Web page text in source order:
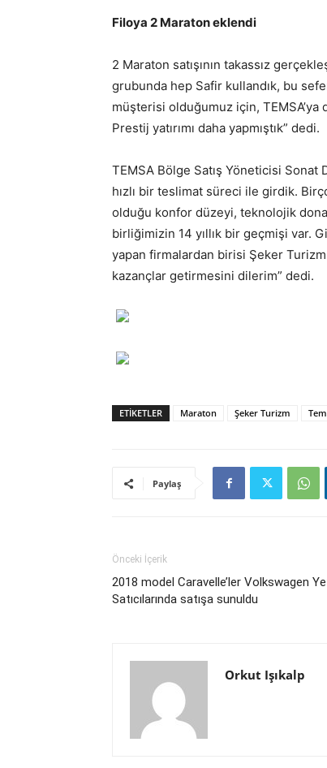
Filoya 2 Maraton eklendi
2 Maraton satışının takassız
grubunda hep Safir kullandık, bu
müşterisi olduğumuz için, TEMSA’ya
Prestij yatırımı daha yapmıştık” dedi.
TEMSA Bölge Satış Yöneticisi Sonat
hızlı bir teslimat süreci ile girdik.
olduğu konfor düzeyi, teknolojik
birliğimizin 14 yıllık bir geçmişi var.
yapan firmalardan birisi Şeker Turizm.
kazançlar getirmesini dilerim” dedi.
ETIKETLER Maraton Şeker Turizm
Paylaş
Önceki İçerik
2018 model Caravelle’ler Volkswagen
Satıcılarında satışa sunuldu
Orkut Işıkalp